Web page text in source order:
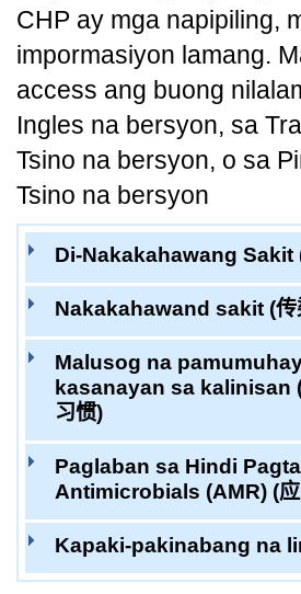
CHP ay mga napipiling,
impormasiyon lamang.
access ang buong
Ingles na bersyon, sa
Tsino na bersyon, o sa
Tsino na bersyon
Di-Nakakahawang Sakit
Nakakahawand sakit (传
Malusog na
kasanayan sa kalinisan
习惯)
Paglaban sa Hindi
Antimicrobials (AMR) (
Kapaki-pakinabang na